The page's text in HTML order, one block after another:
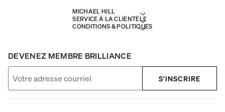
MICHAEL HILL
SERVICE À LA CLIENTÈLE
CONDITIONS & POLITIQUES
DEVENEZ MEMBRE BRILLIANCE
S'INSCRIRE